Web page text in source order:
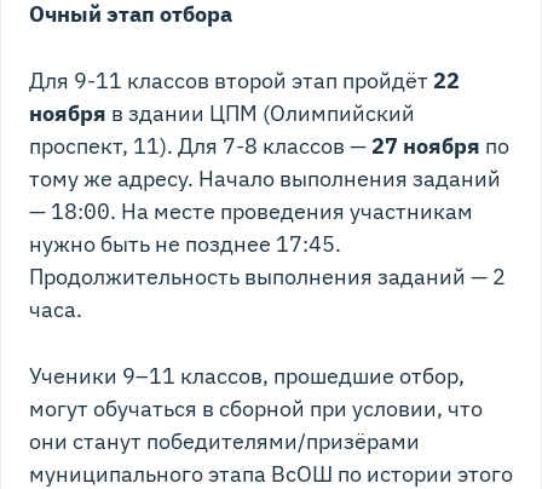
Очный этап отбора
Для 9-11 классов второй этап пройдёт 22
ноября в здании ЦПМ (Олимпийский
проспект, 11). Для 7-8 классов — 27 ноября по
тому же адресу. Начало выполнения заданий
— 18:00. На месте проведения участникам
нужно быть не позднее 17:45.
Продолжительность выполнения заданий — 2
часа.
Ученики 9–11 классов, прошедшие отбор,
могут обучаться в сборной при условии, что
они станут победителями/призёрами
муниципального этапа ВсОШ по истории этого